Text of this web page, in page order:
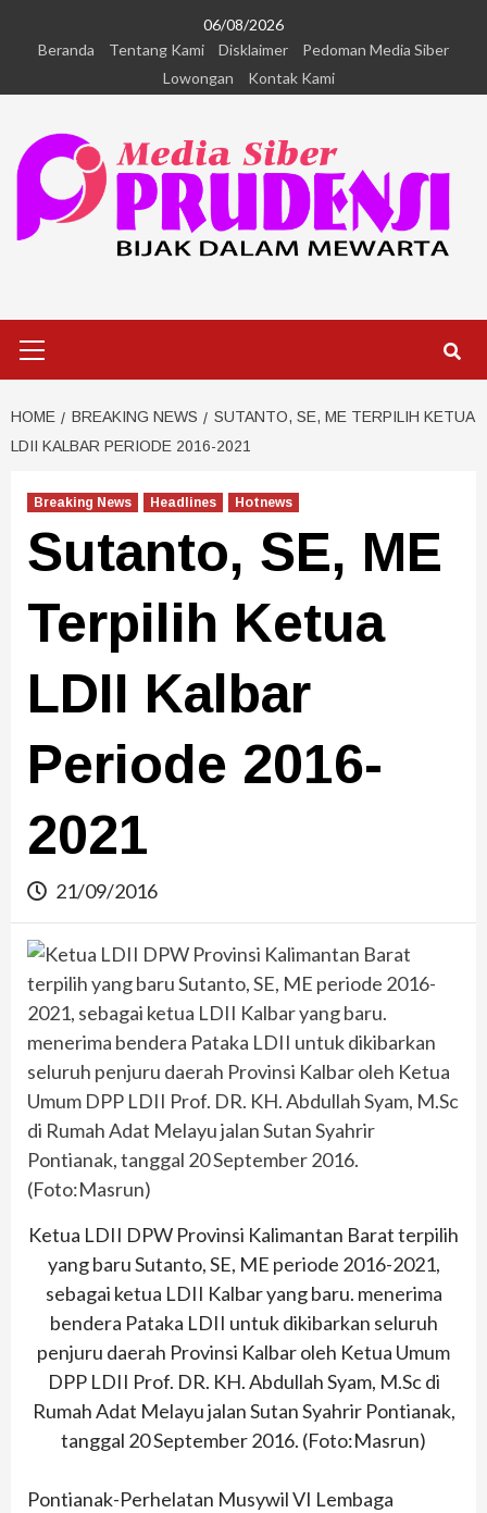
06/08/2026
Beranda
Tentang Kami Disklaimer
Pedoman Media Siber
Lowongan
Kontak Kami
HOME BREAKING NEWS
SUTANTO, SE, ME TERPILIH KETUA
LDII KALBAR PERIODE 2016-2021
Breaking News Headlines Hotnews
Sutanto, SE, ME
Terpilih Ketua
LDII Kalbar
Periode 2016-
2021
21/09/2016
Ketua LDII DPW Provinsi Kalimantan Barat terpilih
yang baru Sutanto, SE, ME periode 2016-2021,
sebagai ketua LDII Kalbar yang baru. menerima
bendera Pataka LDII untuk dikibarkan seluruh
penjuru daerah Provinsi Kalbar oleh Ketua Umum
DPP LDII Prof. DR. KH. Abdullah Syam, M.Sc di
Rumah Adat Melayu jalan Sutan Syahrir Pontianak,
tanggal 20 September 2016. (Foto:Masrun)
Pontianak-Perhelatan Musywil VI Lembaga